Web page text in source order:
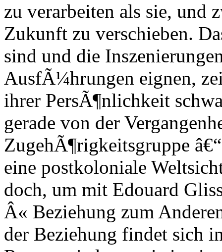
zu verarbeiten als sie, und
Zukunft zu verschieben.
sind und die
AusfÃ¼hrungen eignen,
ihrer PersÃ¶nlichkeit
gerade von der
ZugehÃ¶rigkeitsgruppe
eine postkoloniale
doch, um mit Edouard
Â« Beziehung zum
der Beziehung findet sich